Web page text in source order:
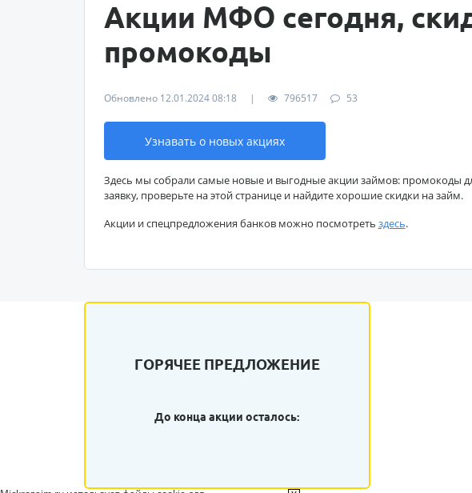
Акции МФО сегодня,
промокоды
Обновлено 12.01.2024 08:18 | 796517 53
Узнавать о новых акциях
Здесь мы собрали самые новые и выгодные акции займов: промокоды
заявку, проверьте на этой странице и найдите хорошие скидки на займ.
Акции и спецпредложения банков можно посмотреть здесь.
ГОРЯЧЕЕ ПРЕДЛОЖЕНИЕ
До конца акции осталось: